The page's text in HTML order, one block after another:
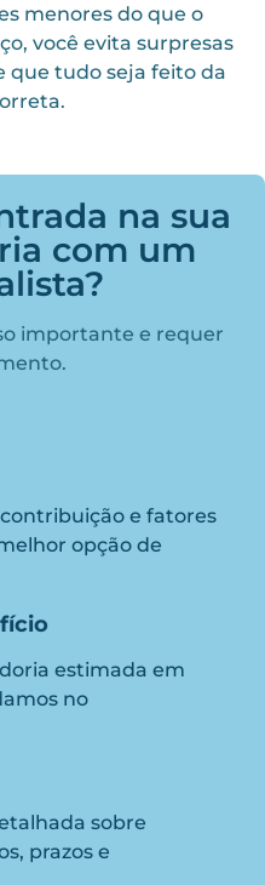
menores do que o
você evita surpresas
que tudo seja feito da
na sua
com um
importante e requer
e fatores
opção de
estimada em
no
sobre
prazos e